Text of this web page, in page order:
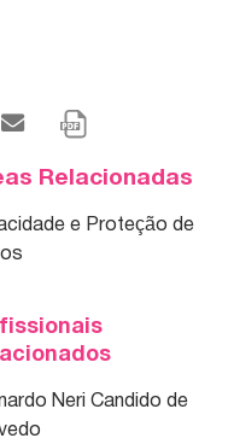
Relacionadas
e Proteção de
Neri Candido de